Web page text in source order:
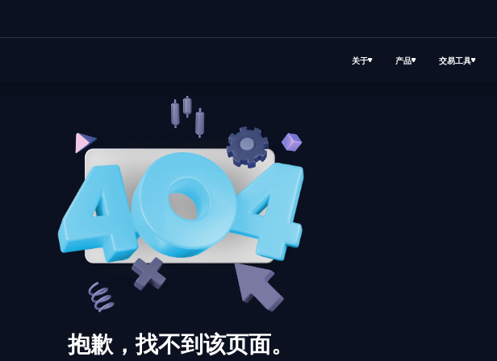
关于 产品 交易工具
抱歉，找不到该页面。